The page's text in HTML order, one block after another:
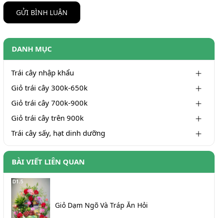
GỬI BÌNH LUẬN
DANH MỤC
Trái cây nhập khẩu
Giỏ trái cây 300k-650k
Giỏ trái cây 700k-900k
Giỏ trái cây trên 900k
Trái cây sấy, hạt dinh dưỡng
BÀI VIẾT LIÊN QUAN
Giỏ Dạm Ngõ Và Tráp Ăn Hỏi